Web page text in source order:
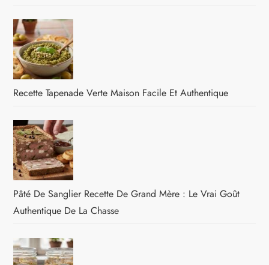
Recette Tapenade Verte Maison Facile Et Authentique
Pâté De Sanglier Recette De Grand Mère : Le Vrai Goût
Authentique De La Chasse